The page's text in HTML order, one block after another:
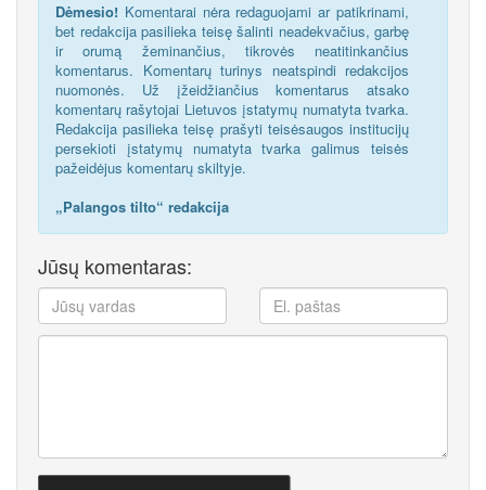
Dėmesio! Komentarai nėra redaguojami ar patikrinami,
bet redakcija pasilieka teisę šalinti neadekvačius, garbę
ir orumą žeminančius, tikrovės neatitinkančius
komentarus. Komentarų turinys neatspindi redakcijos
nuomonės. Už įžeidžiančius komentarus atsako
komentarų rašytojai Lietuvos įstatymų numatyta tvarka.
Redakcija pasilieka teisę prašyti teisėsaugos institucijų
persekioti įstatymų numatyta tvarka galimus teisės
pažeidėjus komentarų skiltyje.
„Palangos tilto“ redakcija
Jūsų komentaras: